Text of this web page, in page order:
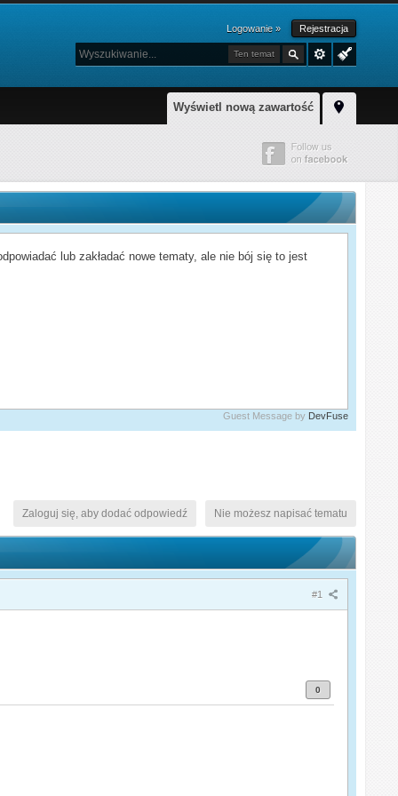
Logowanie » Rejestracja
Ten temat
Wyświetl nową zawartość
lub zakładać nowe tematy, ale nie bój się to jest
Guest Message by DevFuse
Nie możesz napisać tematu
Zaloguj się, aby dodać odpowiedź
#1
0